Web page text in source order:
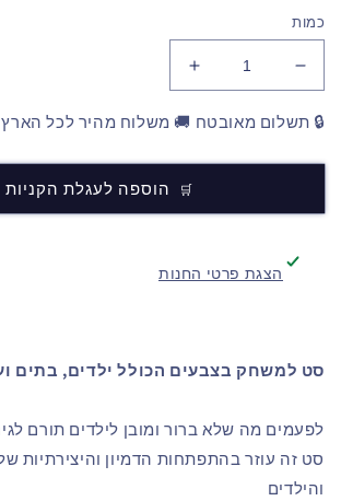
כמות
🔒 תשלום מאובטח 🚚 משלוח מהיר לכל הארץ
הוספה לעגלת הקניות
הצגת פרטי החנות
סט למשחק בצבעים הכולל ילדים, בתים
לפעמים מה שלא ברור ומובן לילדים תורם
סט זה עוזר בהתפתחות הדמיון והיצירתיות
והילדים